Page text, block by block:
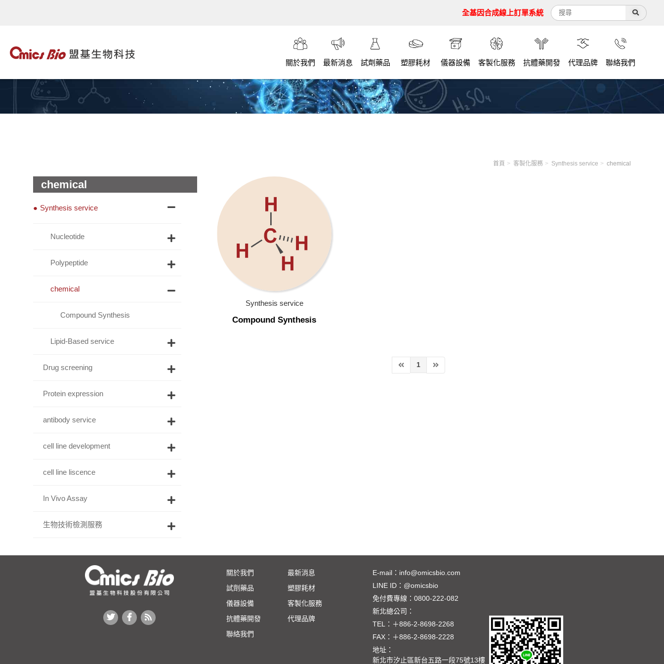
全基因合成線上訂單系統
關於我們 最新消息 試劑藥品 塑膠耗材 儀器設備 客製化服務 抗體藥開發 代理品牌 聯絡我們
首頁 客製化服務 Synthesis service chemical
chemical
Synthesis service
Nucleotide
Polypeptide
chemical
Compound Synthesis
Lipid-Based service
Drug screening
Protein expression
antibody service
cell line development
cell line liscence
In Vivo Assay
生物技術檢測服務
Synthesis service
Compound Synthesis
1
關於我們
最新消息
試劑藥品
塑膠耗材
儀器設備
客製化服務
抗體藥開發
代理品牌
聯絡我們
E-mail： info@omicsbio.com
LINE ID： @omicsbio
免付費專線： 0800-222-082
新北總公司：
TEL： ＋886-2-8698-2268
FAX： ＋886-2-8698-2228
地址：
新北市汐止區新台五路一段75號13樓